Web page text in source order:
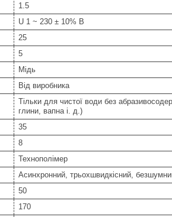
1.5
U 1 ~ 230 ± 10% В
25
5
Мідь
Від виробника
Тільки для чистої води без
глини, вапна і. д.)
35
8
Технополімер
Асинхронний, трьохшвидкісний,
50
170